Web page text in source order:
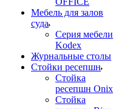
Мебель для залов
суда
Серия мебели
Kodex
Журнальные столы
Стойки ресепшн
Стойка
ресепшн Onix
Стойка